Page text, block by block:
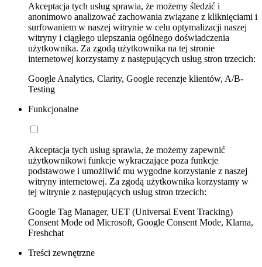
Akceptacja tych usług sprawia, że możemy śledzić i
anonimowo analizować zachowania związane z kliknięciami i
surfowaniem w naszej witrynie w celu optymalizacji naszej
witryny i ciągłego ulepszania ogólnego doświadczenia
użytkownika. Za zgodą użytkownika na tej stronie
internetowej korzystamy z następujących usług stron trzecich:
Google Analytics, Clarity, Google recenzje klientów, A/B-
Testing
Funkcjonalne
Akceptacja tych usług sprawia, że możemy zapewnić
użytkownikowi funkcje wykraczające poza funkcje
podstawowe i umożliwić mu wygodne korzystanie z naszej
witryny internetowej. Za zgodą użytkownika korzystamy w
tej witrynie z następujących usług stron trzecich:
Google Tag Manager, UET (Universal Event Tracking)
Consent Mode od Microsoft, Google Consent Mode, Klarna,
Freshchat
Treści zewnętrzne